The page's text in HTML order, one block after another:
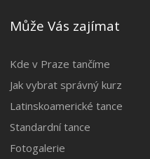
Může Vás zajímat
Kde v Praze tančíme
Jak vybrat správný kurz
Latinskoamerické tance
Standardní tance
Fotogalerie